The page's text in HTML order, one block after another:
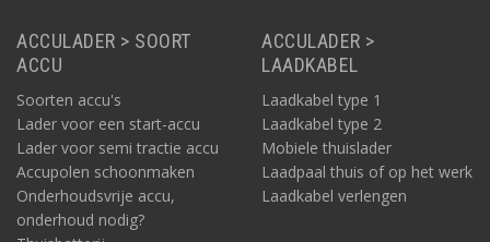
ACCULADER > SOORT
ACCU
Soorten accu's
Lader voor een start-accu
Lader voor semi tractie accu
Accupolen schoonmaken
Onderhoudsvrije accu,
onderhoud nodig?
ACCULADER >
LAADKABEL
Laadkabel type 1
Laadkabel type 2
Mobiele thuislader
Laadpaal thuis of op het werk
Laadkabel verlengen